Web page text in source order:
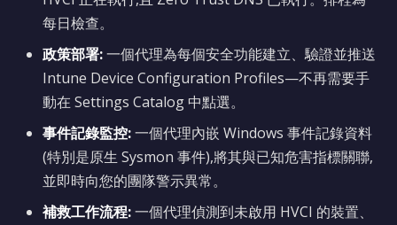
每日檢查。
政策部署:一個代理為每個安全功能建立、驗證並推送
Intune Device Configuration Profiles—不再需要手
動在 Settings Catalog 中點選。
事件記錄監控:一個代理內嵌 Windows 事件記錄資料
(特別是原生 Sysmon 事件),將其與已知危害指標關聯,
並即時向您的團隊警示異常。
補救工作流程:一個代理偵測到未啟用 HVCI 的裝置、